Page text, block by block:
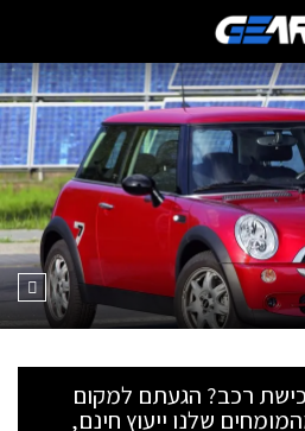
רכב? הגעתם למקום
שלנו ייעוץ חינם,